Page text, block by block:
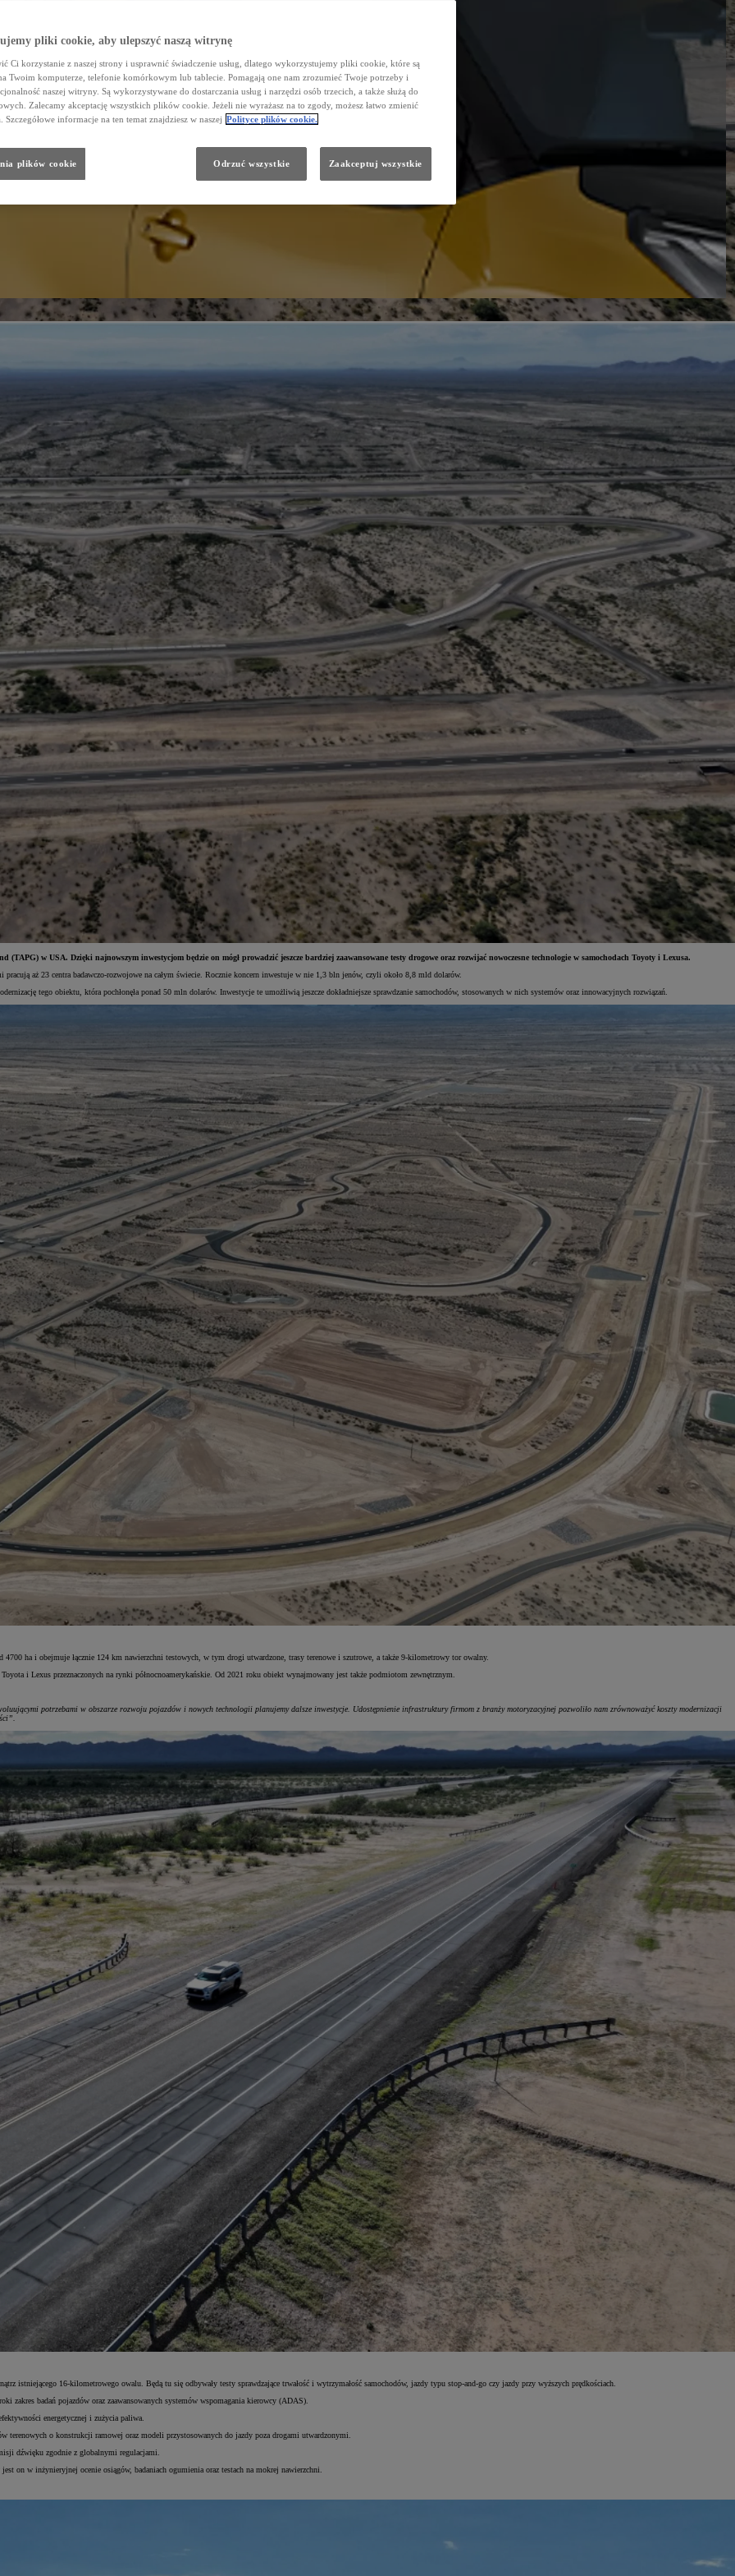
w USA. Dzięki najnowszym inwestycjom będzie on mógł prowadzić jeszcze bardziej zaawansowane testy drogowe oraz rozwijać nowoczesne technologie w samochodach Toyoty i Lexusa.
aż 23 centra badawczo-rozwojowe na całym świecie. Rocznie koncern inwestuje w nie 1,3 bln jenów, czyli około 8,8 mld dolarów.
tego obiektu, która pochłonęła ponad 50 mln dolarów. Inwestycje te umożliwią jeszcze dokładniejsze sprawdzanie samochodów, stosowanych w nich systemów oraz innowacyjnych rozwiązań.
ha i obejmuje łącznie 124 km nawierzchni testowych, w tym drogi utwardzone, trasy terenowe i szutrowe, a także 9-kilometrowy tor owalny.
i Lexus przeznaczonych na rynki północnoamerykańskie. Od 2021 roku obiekt wynajmowany jest także podmiotom zewnętrznym.
potrzebami w obszarze rozwoju pojazdów i nowych technologii planujemy dalsze inwestycje. Udostępnienie infrastruktury firmom z branży motoryzacyjnej pozwoliło nam zrównoważyć koszty modernizacji
istniejącego 16-kilometrowego owalu. Będą tu się odbywały testy sprawdzające trwałość i wytrzymałość samochodów, jazdy typu stop-and-go czy jazdy przy wyższych prędkościach.
zakres badań pojazdów oraz zaawansowanych systemów wspomagania kierowcy (ADAS).
energetycznej i zużycia paliwa.
terenowych o konstrukcji ramowej oraz modeli przystosowanych do jazdy poza drogami utwardzonymi.
dźwięku zgodnie z globalnymi regulacjami.
on w inżynieryjnej ocenie osiągów, badaniach ogumienia oraz testach na mokrej nawierzchni.
pliki cookie, aby ulepszyć naszą witrynę
Ci korzystanie z naszej strony i usprawnić świadczenie usług, dlatego wykorzystujemy pliki cookie, które są
Twoim komputerze, telefonie komórkowym lub tablecie. Pomagają one nam zrozumieć Twoje potrzeby i
naszej witryny. Są wykorzystywane do dostarczania usług i narzędzi osób trzecich, a także służą do
Zalecamy akceptację wszystkich plików cookie. Jeżeli nie wyrażasz na to zgody, możesz łatwo zmienić
Szczegółowe informacje na ten temat znajdziesz w naszej Polityce plików cookie.
plików cookie Odrzuć wszystkie Zaakceptuj wszystkie